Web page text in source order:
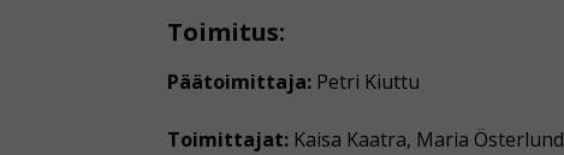
Toimitus:
Päätoimittaja: Petri Kiuttu
Toimittajat: Kaisa Kaatra, Maria Österlund